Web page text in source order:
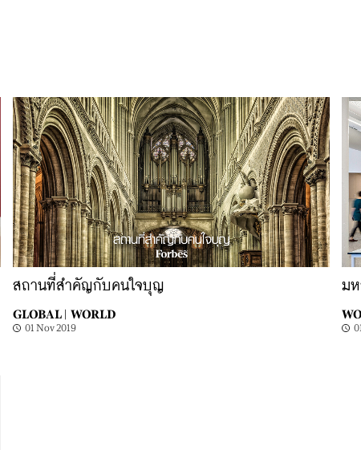
สถานที่สำคัญกับคนใจบุญ
GLOBAL | WORLD
01 Nov 2019
มห